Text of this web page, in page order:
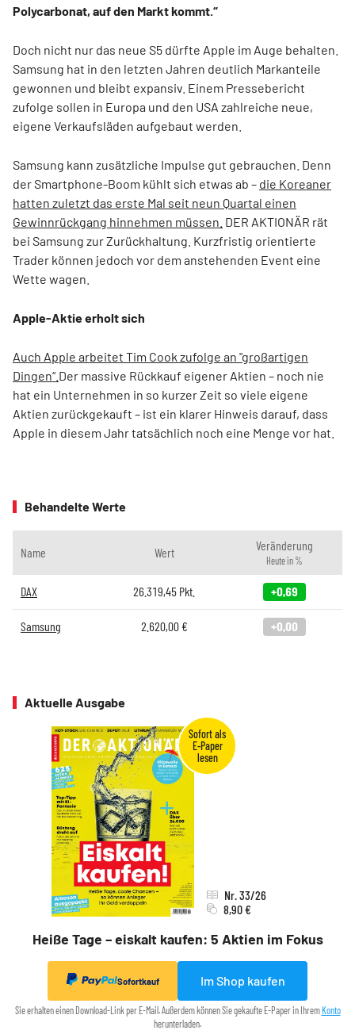
Polycarbonat, auf den Markt kommt.“
Doch nicht nur das neue S5 dürfte Apple im Auge behalten.
Samsung hat in den letzten Jahren deutlich Markanteile
gewonnen und bleibt expansiv. Einem Pressebericht
zufolge sollen in Europa und den USA zahlreiche neue,
eigene Verkaufsläden aufgebaut werden.
Samsung kann zusätzliche Impulse gut gebrauchen. Denn
der Smartphone-Boom kühlt sich etwas ab – die Koreaner
hatten zuletzt das erste Mal seit neun Quartal einen
Gewinnrückgang hinnehmen müssen. DER AKTIONÄR rät
bei Samsung zur Zurückhaltung. Kurzfristig orientierte
Trader können jedoch vor dem anstehenden Event eine
Wette wagen.
Apple-Aktie erholt sich
Auch Apple arbeitet Tim Cook zufolge an "großartigen
Dingen“. Der massive Rückkauf eigener Aktien – noch nie
hat ein Unternehmen in so kurzer Zeit so viele eigene
Aktien zurückgekauft – ist ein klarer Hinweis darauf, dass
Apple in diesem Jahr tatsächlich noch eine Menge vor hat.
Behandelte Werte
Name Wert Veränderung
Heute in %
DAX 26.319,45 Pkt. +0,69
Samsung 2.620,00€ +0,00
Aktuelle Ausgabe
Heiße Tage – eiskalt kaufen: 5 Aktien im Fokus
Nr. 33/26
8,90 €
Sofortkauf Im Shop kaufen
Sie erhalten einen Download-Link per E-Mail. Außerdem können Sie gekaufte E-Paper in Ihrem Konto
herunterladen.